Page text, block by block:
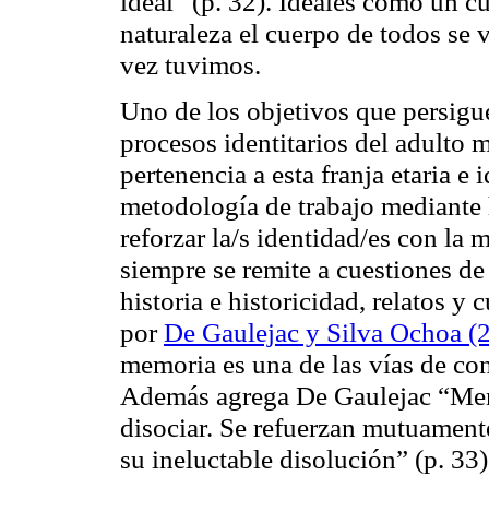
naturaleza el cuerpo de todos
vez tuvimos.
Uno de los objetivos que
procesos identitarios del adulto
pertenencia a esta franja etaria e
metodología de trabajo
reforzar la/s identidad/es con la
siempre se remite a cuestiones
historia e historicidad, relatos y
porDe Gaulejac y Silva Ochoa
memoria es una de las vías de
Además agrega De Gaulejac
disociar. Se refuerzan
su ineluctable disolución” (p.